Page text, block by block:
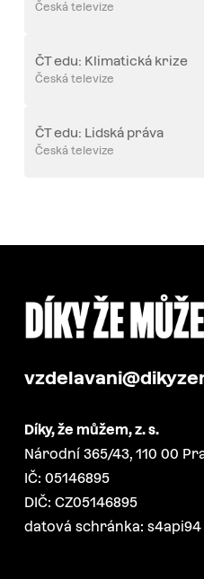
Česká televize
ČT edu: Klimatická krize
Česká televize
ČT edu: Lidská práva
Česká televize
Díky, že můžem, z. s.
Národní 365/43, 110 00
IČ: 05146895
DIČ: CZ05146895
datová schránka: s4api94